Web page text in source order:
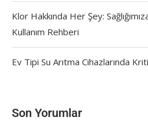
Klor Hakkında Her Şey:
Kullanım Rehberi
Ev Tipi Su Arıtma Cihazlarında
Son Yorumlar